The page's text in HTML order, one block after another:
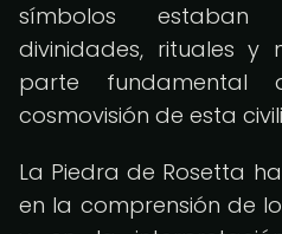
símbolos estaban
divinidades, rituales y
parte
cosmovisión de esta
La Piedra de Rosetta
en la comprensión de